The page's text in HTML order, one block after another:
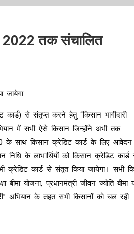
2022 तक संचालित
जायेगा
कार्ड) से संतृप्त करने हेतु ‘‘किसान भागीदारी
में सभी ऐसे किसान जिन्होंने अभी तक
के साथ किसान क्रेडिट कार्ड के लिए
के लाभार्थियों को किसान क्रेडिट कार्ड
कार्ड से संतृत किया जायेगा। सभी
योजना, प्रधानमंत्री जीवन ज्योति बीमा
अभियान के तहत सभी किसानों को चल रही